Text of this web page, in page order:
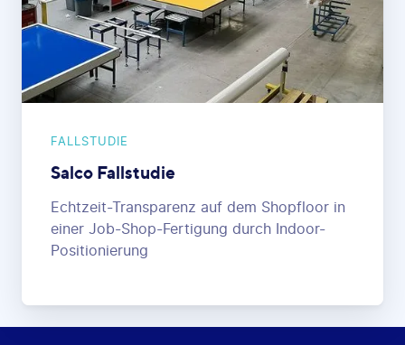
FALLSTUDIE
Salco Fallstudie
Echtzeit-Transparenz auf dem Shopfloor in
einer Job-Shop-Fertigung durch Indoor-
Positionierung